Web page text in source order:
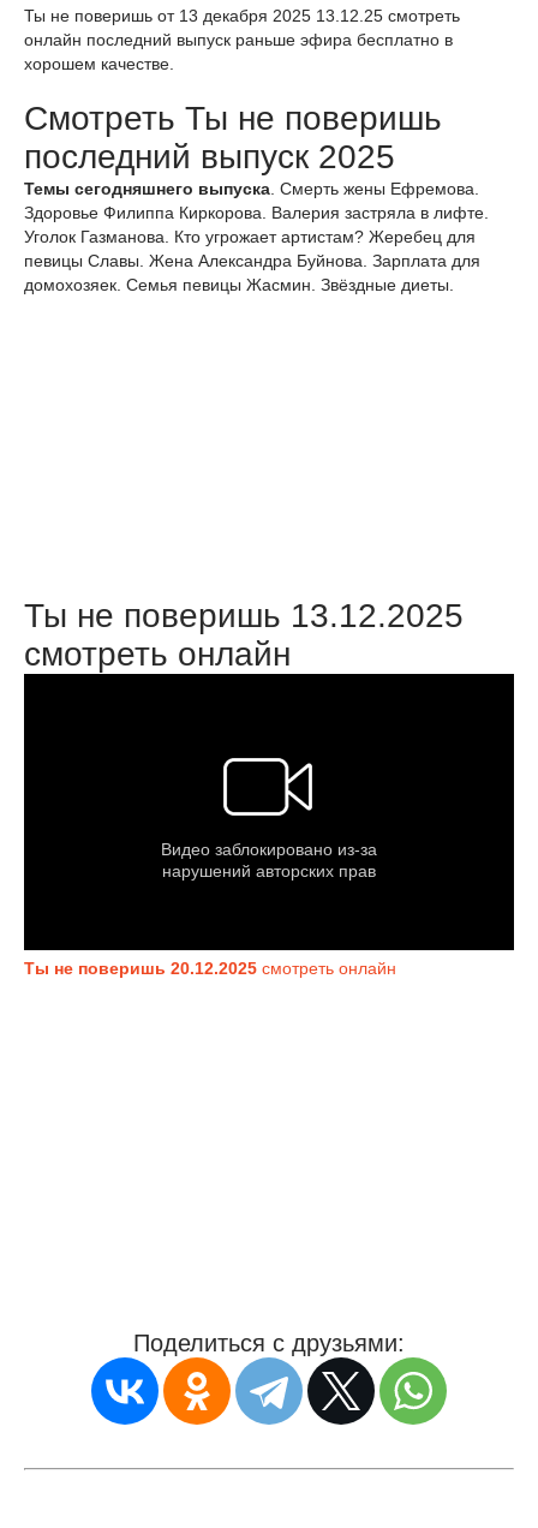
Ты не поверишь от 13 декабря 2025 13.12.25 смотреть
онлайн последний выпуск раньше эфира бесплатно в
хорошем качестве.
Смотреть Ты не поверишь
последний выпуск 2025
Темы сегодняшнего выпуска. Смерть жены Ефремова.
Здоровье Филиппа Киркорова. Валерия застряла в лифте.
Уголок Газманова. Кто угрожает артистам? Жеребец для
певицы Славы. Жена Александра Буйнова. Зарплата для
домохозяек. Семья певицы Жасмин. Звёздные диеты.
Ты не поверишь 13.12.2025
смотреть онлайн
Ты не поверишь 20.12.2025 смотреть онлайн
Поделиться с друзьями: